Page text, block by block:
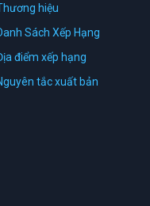
hiệu
Sách Xếp Hạng
điểm xếp hạng
tắc xuất bản